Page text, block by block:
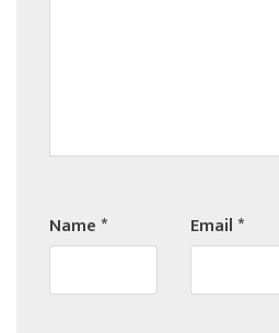
Name* Email*